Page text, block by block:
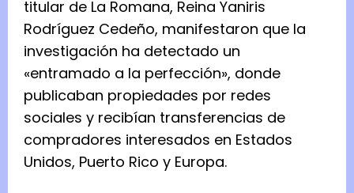
titular de La Romana, Reina Yaniris
Rodríguez Cedeño, manifestaron que la
investigación ha detectado un
«entramado a la perfección», donde
publicaban propiedades por redes
sociales y recibían transferencias de
compradores interesados en Estados
Unidos, Puerto Rico y Europa.